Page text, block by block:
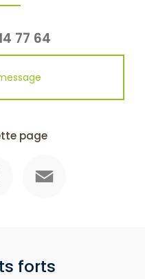
77 64
page
forts